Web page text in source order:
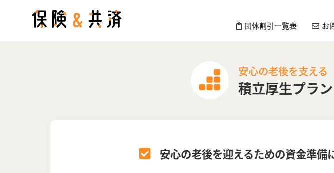
お
団体割引一覧表
安心の老後を支える
積立厚生プラン
安心の老後を迎えるための資金準備